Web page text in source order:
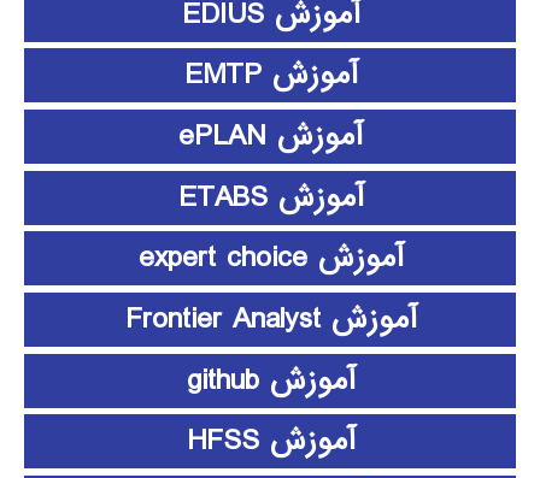
آموزش EDIUS
آموزش EMTP
آموزش ePLAN
آموزش ETABS
آموزش expert choice
آموزش Frontier Analyst
آموزش github
آموزش HFSS